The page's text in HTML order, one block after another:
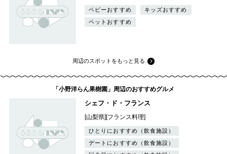
ベビーおすすめ
キッズおすすめ
ペットおすすめ
周辺のスポットをもっと見る
「小野洋らん果樹園」周辺のおすすめグルメ
シェフ・ド・フランス
[山梨県][フランス料理]
ひとりにおすすめ（飲食施設）
デートにおすすめ（飲食施設）